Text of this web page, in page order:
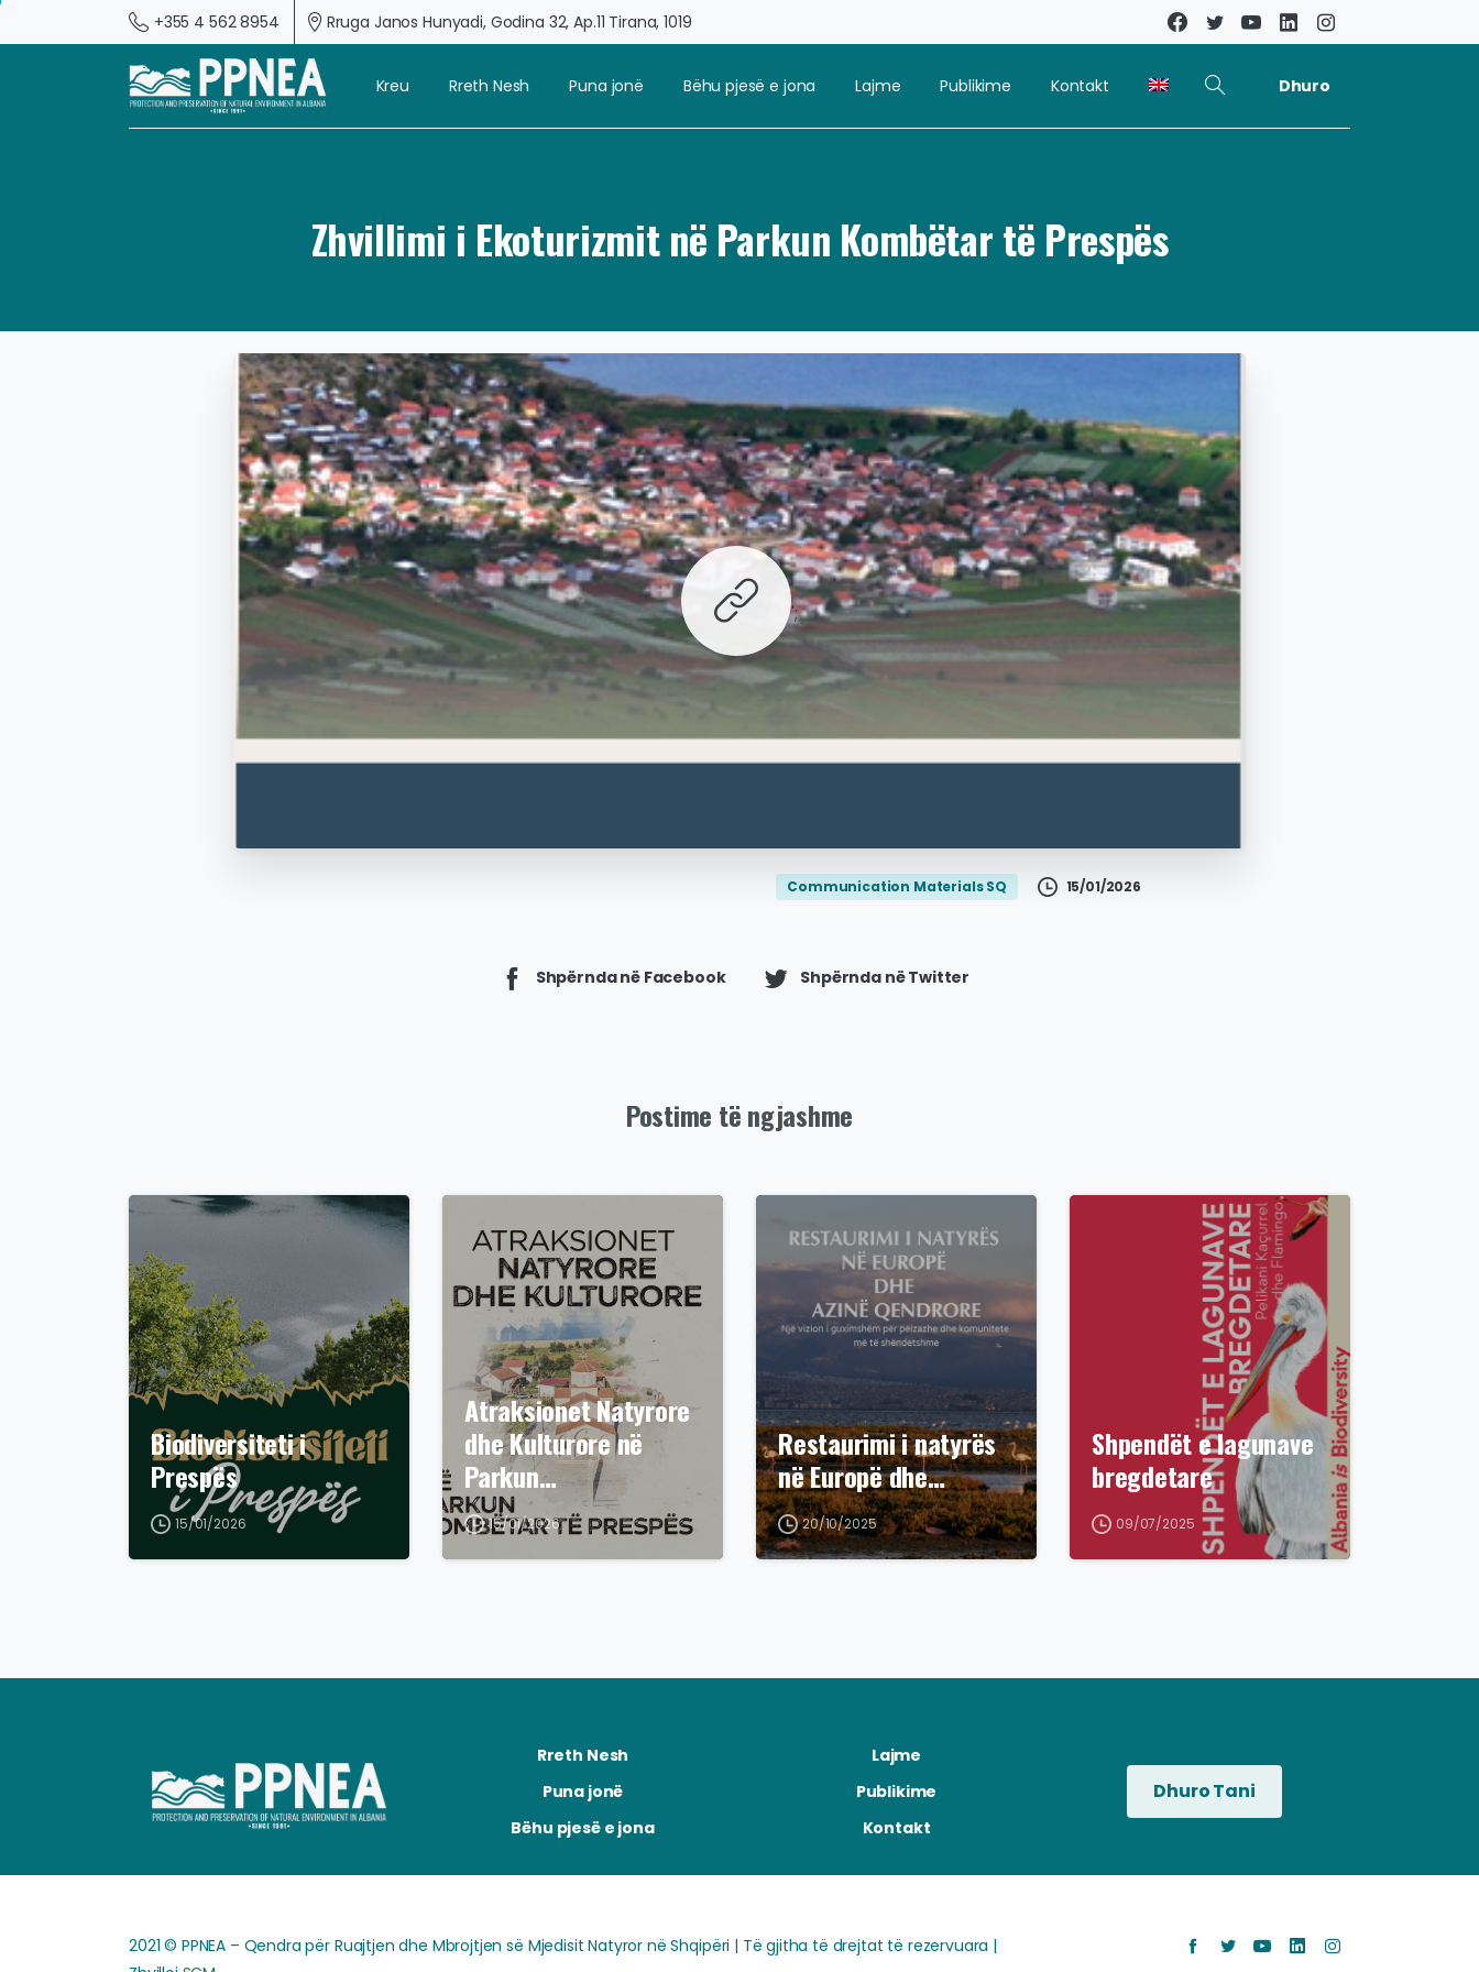
+355 4 562 8954 Rruga Janos Hunyadi, Godina 32, Ap.11 Tirana, 1019
Kreu Rreth Nesh Puna jonë Bëhu pjesë e jona Lajme Publikime Kontakt Dhuro
Zhvillimi i Ekoturizmit në Parkun Kombëtar të Prespës
';
Communication Materials SQ 15/01/2026
Shpërnda në Facebook Shpërnda në Twitter
Postime të ngjashme
Biodiversiteti i
Prespës
15/01/2026
Atraksionet Natyrore
dhe Kulturore në
Parkun…
15/01/2026
Restaurimi i natyrës
në Europë dhe…
20/10/2025
Shpendët e lagunave
bregdetare
09/07/2025
Rreth Nesh
Puna jonë
Bëhu pjesë e jona
Lajme
Publikime
Kontakt
Dhuro Tani
2021 © PPNEA – Qendra për Ruajtjen dhe Mbrojtjen së Mjedisit Natyror në Shqipëri | Të gjitha të drejtat të rezervuara |